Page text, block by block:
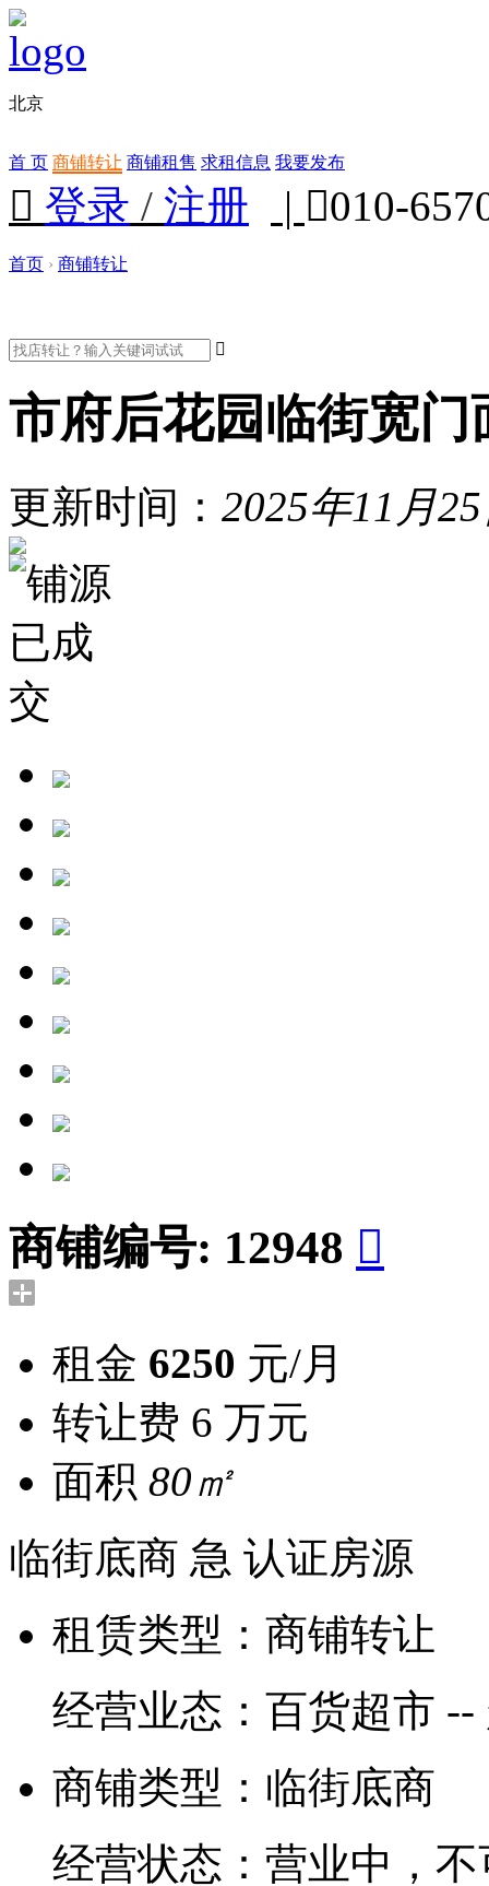
北京
首 页 商铺转让 商铺租售 求租信息 我要发布
 登录 / 注册 | 010-
首页 › 商铺转让

市府后花园临街宽门
更新时间： 2025年11月
商铺编号: 12948 
租金 6250 元/月
转让费 6 万元
面积 80㎡
临街底商 急 认证房源
租赁类型： 商铺转让
经营业态： 百货超市 --
商铺类型： 临街底商
经营状态： 营业中，